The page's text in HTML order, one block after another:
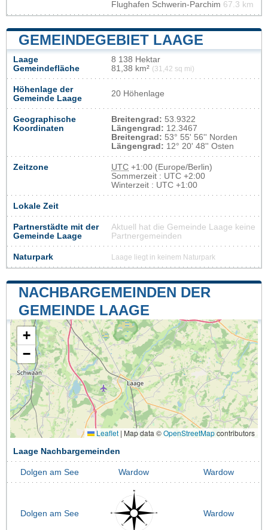
Flughafen Schwerin-Parchim 67.3 km
GEMEINDEGEBIET LAAGE
Laage
Gemeindefläche
8 138 Hektar
81,38 km² (31,42 sq mi)
Höhenlage der
Gemeinde Laage
20 Höhenlage
Geographische
Koordinaten
Breitengrad: 53.9322
Längengrad: 12.3467
Breitengrad: 53° 55' 56'' Norden
Längengrad: 12° 20' 48'' Osten
Zeitzone UTC +1:00 (Europe/Berlin)
Sommerzeit : UTC +2:00
Winterzeit : UTC +1:00
Lokale Zeit
Partnerstädte mit der
Gemeinde Laage
Aktuell hat die Gemeinde Laage keine
Partnergemeinden
Naturpark Laage liegt in keinem Naturpark
NACHBARGEMEINDEN DER
GEMEINDE LAAGE
+
−
Leaflet | Map data ©OpenStreetMapcontributors
Laage Nachbargemeinden
Dolgen am See Wardow Wardow
Dolgen am See Wardow